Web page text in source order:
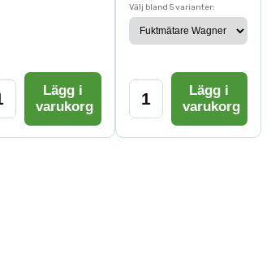
Lägg i
varukorg
Välj bland 5 varianter:
Lägg i
varukorg